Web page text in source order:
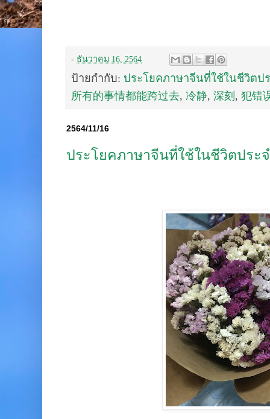
- ธันวาคม 16, 2564
ป้ายกำกับ: ประโยคภาษาจีนที่ใช้ในชีวิตป
所有的事情都能跨过去, 冷静, 深刻 , 犯错
2564/11/16
ประโยคภาษาจีนที่ใช้ในชีวิตประ